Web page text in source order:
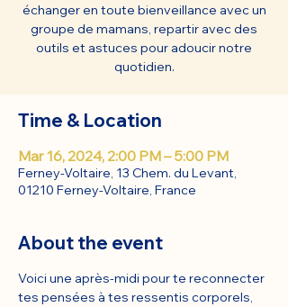
échanger en toute bienveillance avec un
groupe de mamans, repartir avec des
outils et astuces pour adoucir notre
quotidien.
Time & Location
Mar 16, 2024, 2:00 PM – 5:00 PM
Ferney-Voltaire, 13 Chem. du Levant,
01210 Ferney-Voltaire, France
About the event
Voici une après-midi pour te reconnecter
tes pensées à tes ressentis corporels,